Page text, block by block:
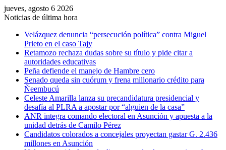
jueves, agosto 6 2026
Noticias de última hora
Velázquez denuncia “persecución política” contra Miguel
Prieto en el caso Tajy
Retamozo rechaza dudas sobre su título y pide citar a
autoridades educativas
Peña defiende el manejo de Hambre cero
Senado queda sin cuórum y frena millonario crédito para
Ñeembucú
Celeste Amarilla lanza su precandidatura presidencial y
desafía al PLRA a apostar por “alguien de la casa”
ANR integra comando electoral en Asunción y apuesta a la
unidad detrás de Camilo Pérez
Candidatos colorados a concejales proyectan gastar G. 2.436
millones en Asunción